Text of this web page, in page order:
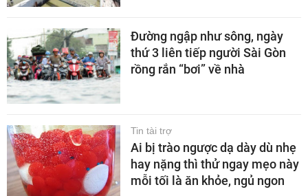
Đường ngập như sông, ngày
thứ 3 liên tiếp người Sài Gòn
rồng rắn “bơi” về nhà
Tin tài trợ
Ai bị trào ngược dạ dày dù nhẹ
hay nặng thì thử ngay mẹo này
mỗi tối là ăn khỏe, ngủ ngon